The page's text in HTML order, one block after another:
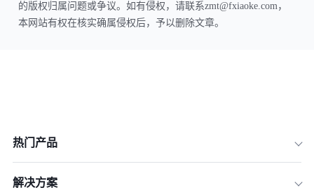
的版权归属问题或争议。如有侵权，请联系zmt@fxiaoke.com，
本网站有权在核实确属侵权后，予以删除文章。
热门产品
解决方案